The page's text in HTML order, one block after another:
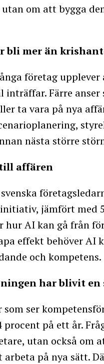
om att bygga
bli mer än
företag
inträffar. Färre
ta vara på nya
nästa större
till affären
jämfört med
hur AI kan gå från
effekt behöver AI
och kompetens.
har blivit
som ser
på ett år.
utan också om
arbeta på nya sätt.